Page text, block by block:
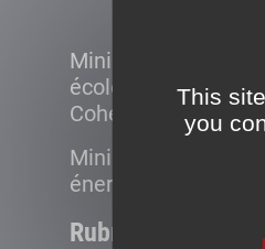
This
you
Ministère de la
écologique et de la
Cohésion des
Ministère de la
énergétique
Rubriques